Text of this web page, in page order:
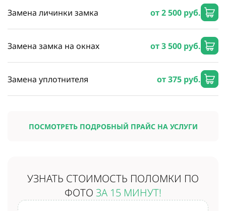
Замена личинки замка от 2 500 руб.
Замена замка на окнах от 3 500 руб.
Замена уплотнителя от 375 руб.
ПОСМОТРЕТЬ ПОДРОБНЫЙ ПРАЙС НА УСЛУГИ
УЗНАТЬ СТОИМОСТЬ ПОЛОМКИ ПО
ФОТО ЗА 15 МИНУТ!